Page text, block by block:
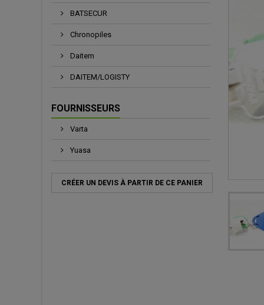
BATSECUR
Chronopiles
Daitem
DAITEM/LOGISTY
FOURNISSEURS
Varta
Yuasa
CRÉER UN DEVIS À PARTIR DE CE PANIER